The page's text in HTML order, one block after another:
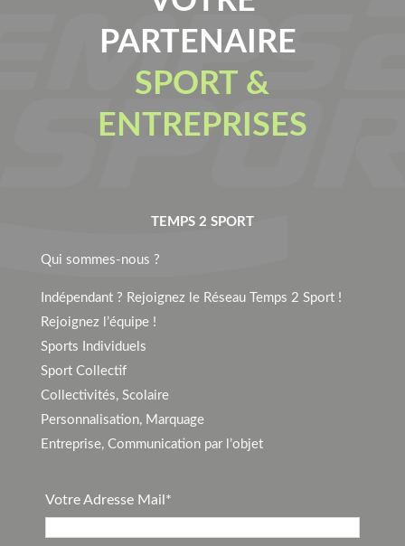
PARTENAIRE
SPORT &
ENTREPRISES
TEMPS 2 SPORT
Qui sommes-nous ?
Indépendant ? Rejoignez le Réseau Temps 2 Sport !
Rejoignez l’équipe !
Sports Individuels
Sport Collectif
Collectivités, Scolaire
Personnalisation, Marquage
Entreprise, Communication par l’objet
Votre Adresse Mail*